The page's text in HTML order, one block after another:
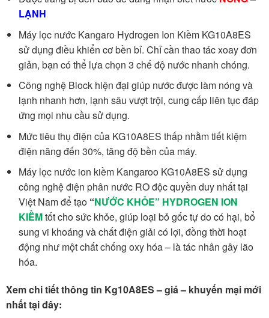
LẠNH
Máy lọc nước Kangaro Hydrogen Ion Kiềm KG10A8ES
sử dụng điều khiển cơ bền bỉ. Chỉ cần thao tác xoay đơn
giản, bạn có thể lựa chọn 3 chế độ nước nhanh chóng.
Công nghệ Block hiện đại giúp nước được làm nóng và
lạnh nhanh hơn, lạnh sâu vượt trội, cung cấp liên tục đáp
ứng mọi nhu cầu sử dụng.
Mức tiêu thụ điện của KG10A8ES thấp nhằm tiết kiệm
điện năng đến 30%, tăng độ bền của máy.
Máy lọc nước ion kiềm Kangaroo KG10A8ES sử dụng
công nghệ điện phân nước RO độc quyền duy nhất tại
Việt Nam để tạo“NƯỚC KHỎE” HYDROGEN ION
KIỀMtốt cho sức khỏe, giúp loại bỏ gốc tự do có hại, bổ
sung vi khoáng và chất điện giải có lợi, đồng thời hoạt
động như một chất chống oxy hóa – là tác nhân gây lão
hóa.
Xem chi tiết thông tin Kg10A8ES – giá – khuyến mại mới
nhất tại đây: